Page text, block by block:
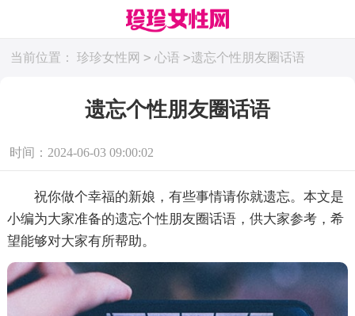
当前位置： 珍珍女性网 > 心语 >遗忘个性朋友圈话语
遗忘个性朋友圈话语
时间：2024-06-03 09:00:02
祝你做个幸福的新娘，有些事情请你就遗忘。本文是
小编为大家准备的遗忘个性朋友圈话语，供大家参考，希
望能够对大家有所帮助。